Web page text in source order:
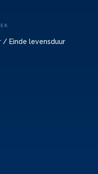
/ Einde levensduur